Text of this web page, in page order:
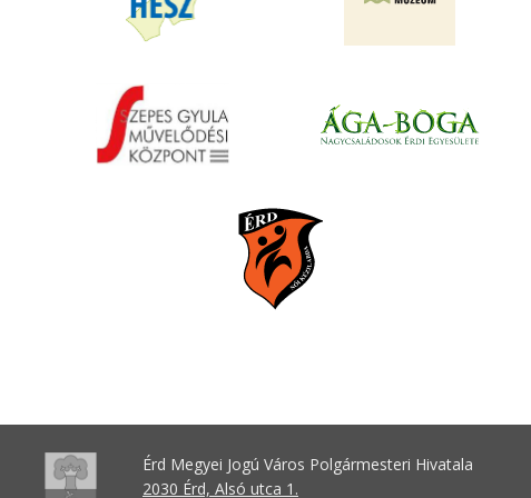
Érd Megyei Jogú Város Polgármesteri Hivatala
2030 Érd, Alsó utca 1.